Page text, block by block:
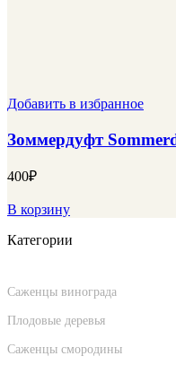
Добавить в избранное
Зоммердуфт
400₽
В корзину
Категории
Саженцы винограда
Плодовые деревья
Саженцы смородины